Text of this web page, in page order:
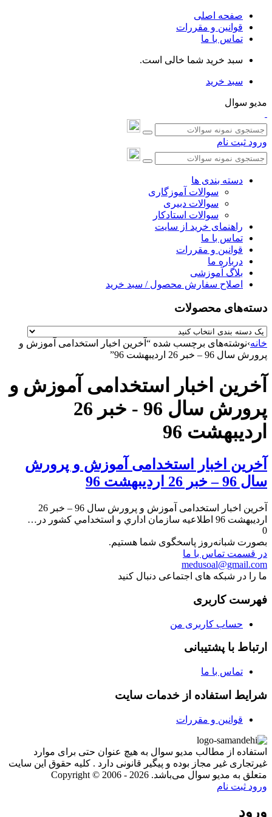
صفحه اصلی
قوانین و مقررات
تماس با ما
سبد خرید شما خالی است.
سبد خرید
مدیو سوال
ورود ثبت نام
دسته بندی ها
سوالات آموزگاری
سوالات دبیری
سوالات استادکار
راهنمای خرید از سایت
تماس با ما
قوانین و مقررات
درباره ما
بلاگ آموزشی
اصلاح سفارش محصول / سبد خرید
دسته‌های محصولات
خانه›نوشته‌های برچسب شده “آخرین اخبار استخدامی آموزش و
پرورش سال 96 – خبر 26 اردیبهشت 96”
آخرین اخبار استخدامی آموزش و
پرورش سال 96 - خبر 26
اردیبهشت 96
آخرین اخبار استخدامی آموزش و پرورش
سال 96 – خبر 26 اردیبهشت 96
آخرین اخبار استخدامی آموزش و پرورش سال 96 – خبر 26
اردیبهشت 96 اطلاعيه سازمان اداري و استخدامي كشور در…
0
بصورت شبانه‌روز پاسخگوی شما هستیم.
در قسمت تماس با ما
medusoal@gmail.com
ما را در شبکه های اجتماعی دنبال کنید
فهرست کاربری
حساب کاربری من
ارتباط با پشتیبانی
تماس با ما
شرایط استفاده از خدمات سایت
قوانین و مقررات
استفاده از مطالب مدیو سوال به هیچ عنوان حتی برای موارد
غیرتجاری غیر مجاز بوده و پیگیر قانونی دارد . کلیه حقوق این سایت
متعلق به مدیو سوال می‌باشد. Copyright © 2006 - 2026
ورود ثبت نام
ورود